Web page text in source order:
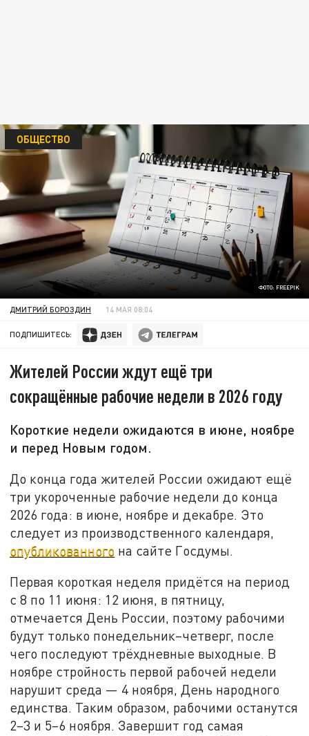
ФОТО: FREEPIK
ОБЩЕСТВО
ДМИТРИЙ БОРОЗДИН 14 МАЯ 08:04
ПОДПИШИТЕСЬ:
Жителей России ждут ещё три
сокращённые рабочие недели в 2026 году
Короткие недели ожидаются в июне, ноябре
и перед Новым годом.
До конца года жителей России ожидают ещё
три укороченные рабочие недели до конца
2026 года: в июне, ноябре и декабре. Это
следует из производственного календаря,
опубликованного на сайте Госдумы.
Первая короткая неделя придётся на период
с 8 по 11 июня: 12 июня, в пятницу,
отмечается День России, поэтому рабочими
будут только понедельник–четверг, после
чего последуют трёхдневные выходные. В
ноябре стройность первой рабочей недели
нарушит среда — 4 ноября, День народного
единства. Таким образом, рабочими останутся
2–3 и 5–6 ноября. Завершит год самая